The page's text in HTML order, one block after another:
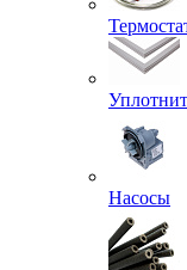
Насосы